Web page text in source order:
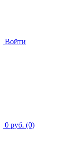
Войти
0 руб. (0)